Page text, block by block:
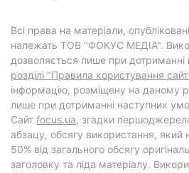
Всі права на матеріали,
належать ТОВ "ФОКУС МЕДІА".
дозволяється лише при дотриманні
розділі "Правила користування
інформацію, розміщену на даному
лише при дотриманні наступних
Cайт focus.ua, згадки
абзацу, обсягу використання,
50% від загального обсягу
заголовку та ліда матеріалу.